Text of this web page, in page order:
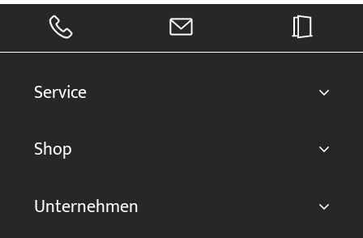
Service
Shop
Unternehmen